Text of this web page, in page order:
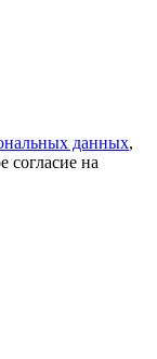
данных,
согласие на